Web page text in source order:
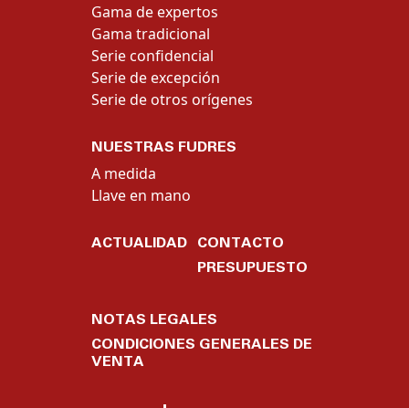
Gama de expertos
Gama tradicional
Serie confidencial
Serie de excepción
Serie de otros orígenes
NUESTRAS FUDRES
A medida
Llave en mano
ACTUALIDAD
CONTACTO
PRESUPUESTO
NOTAS LEGALES
CONDICIONES GENERALES DE
VENTA